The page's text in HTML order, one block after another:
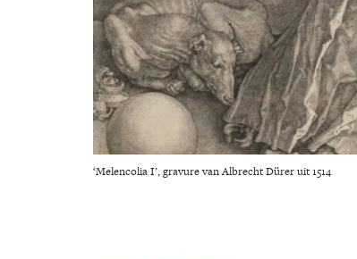
‘Melencolia I’, gravure van Albrecht Dürer uit 1514